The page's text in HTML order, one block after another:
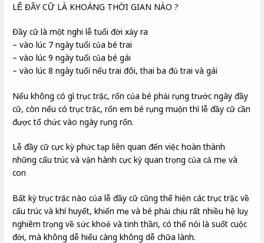
LỄ ĐẦY CỮ LÀ KHOẢNG THỜI GIAN NÀO ?
Đầy cữ là một nghi lễ tuổi đời xảy ra
– vào lúc 7 ngày tuổi của bé trai
– vào lúc 9 ngày tuổi của bé gái
– vào lúc 8 ngày tuổi nếu trai đôi, thai ba đủ trai và gái
Nếu không có gì trục trặc, rốn của bé phải rụng trước ngày đầy
cữ, còn nếu có trục trặc, rốn em bé rụng muộn thì lễ đầy cữ cần
được tổ chức vào ngày rụng rốn.
Lễ đầy cữ cực kỳ phức tạp liên quan đến việc hoàn thành
những cấu trúc và vận hành cực kỳ quan trọng của cả mẹ và
con
Bất kỳ trục trặc nào của lễ đầy cữ cũng thể hiện các trục trặc về
cấu trúc và khí huyết, khiến mẹ và bé phải chịu rất nhiều hệ luỵ
nghiêm trọng về sức khoẻ và tinh thần, có thể nói là suốt cuộc
đời, mà không dễ hiểu càng không dễ chữa lành.